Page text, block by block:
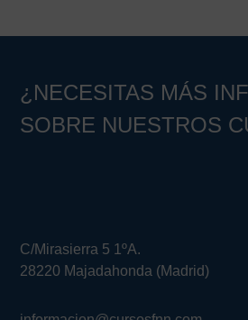
¿NECESITAS MÁS
SOBRE NUESTROS
C/Mirasierra 5 1ºA.
28220 Majadahonda (Madrid)